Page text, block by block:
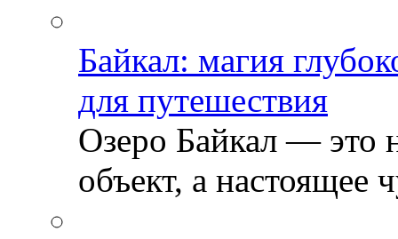
Байкал: магия
для путешествия
Озеро Байкал — это
объект, а настоящее